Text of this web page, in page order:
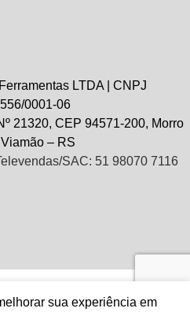
LTDA | CNPJ
0001-06
21320, CEP 94571-200, Morro
– RS
SAC: 51 98070 7116
sua experiência em